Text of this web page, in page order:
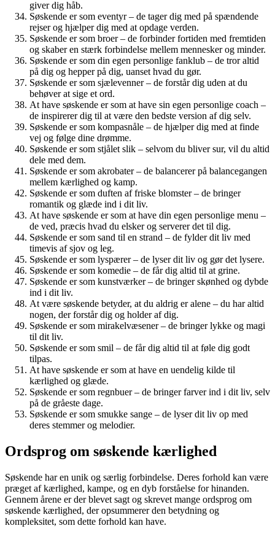
giver dig håb.
Søskende er som eventyr – de tager dig med på spændende
rejser og hjælper dig med at opdage verden.
Søskende er som broer – de forbinder fortiden med fremtiden
og skaber en stærk forbindelse mellem mennesker og minder.
Søskende er som din egen personlige fanklub – de tror altid
på dig og hepper på dig, uanset hvad du gør.
Søskende er som sjælevenner – de forstår dig uden at du
behøver at sige et ord.
At have søskende er som at have sin egen personlige coach –
de inspirerer dig til at være den bedste version af dig selv.
Søskende er som kompasnåle – de hjælper dig med at finde
vej og følge dine drømme.
Søskende er som stjålet slik – selvom du bliver sur, vil du altid
dele med dem.
Søskende er som akrobater – de balancerer på balancegangen
mellem kærlighed og kamp.
Søskende er som duften af ​​friske blomster – de bringer
romantik og glæde ind i dit liv.
At have søskende er som at have din egen personlige menu –
de ved, præcis hvad du elsker og serverer det til dig.
Søskende er som sand til en strand – de fylder dit liv med
timevis af sjov og leg.
Søskende er som lyspærer – de lyser dit liv og gør det lysere.
Søskende er som komedie – de får dig altid til at grine.
Søskende er som kunstværker – de bringer skønhed og dybde
ind i dit liv.
At være søskende betyder, at du aldrig er alene – du har altid
nogen, der forstår dig og holder af dig.
Søskende er som mirakelvæsener – de bringer lykke og magi
til dit liv.
Søskende er som smil – de får dig altid til at føle dig godt
tilpas.
At have søskende er som at have en uendelig kilde til
kærlighed og glæde.
Søskende er som regnbuer – de bringer farver ind i dit liv, selv
på de gråeste dage.
Søskende er som smukke sange – de lyser dit liv op med
deres stemmer og melodier.
Ordsprog om søskende kærlighed
Søskende har en unik og særlig forbindelse. Deres forhold kan være
præget af kærlighed, kampe, og en dyb forståelse for hinanden.
Gennem årene er der blevet sagt og skrevet mange ordsprog om
søskende kærlighed, der opsummerer den betydning og
kompleksitet, som dette forhold kan have.